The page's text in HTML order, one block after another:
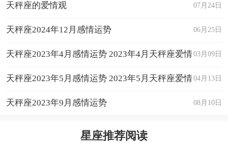
07月24日
天秤座的爱情观
06月25日
天秤座2024年12月感情运势
03月09日
天秤座2023年4月感情运势 2023年4月天秤座爱情
运程详解 04月13日
天秤座2023年5月感情运势 2023年5月天秤座爱情
运程详解 08月10日
天秤座2023年9月感情运势
星座推荐阅读